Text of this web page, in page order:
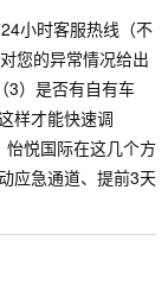
小时客服热线（不
您的异常情况给出
3）是否有自有车
样才能快速调
怡悦国际在这几个方
应急通道、提前3天